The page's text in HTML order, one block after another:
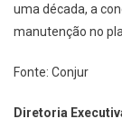
uma década, a
manutenção no
Fonte: Conjur
Diretoria